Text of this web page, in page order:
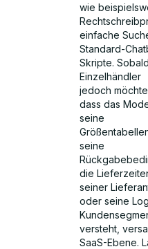
wie
einfache
Standard-
Skripte.
Einzelhändler
jedoch möchte,
dass das
seine
seine
die
seiner
oder seine
versteht,
SaaS-Ebene.